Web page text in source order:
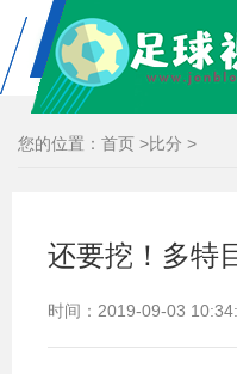
您的位置： 首页 >比分 >
还要挖！多特
时间：2019-09-03